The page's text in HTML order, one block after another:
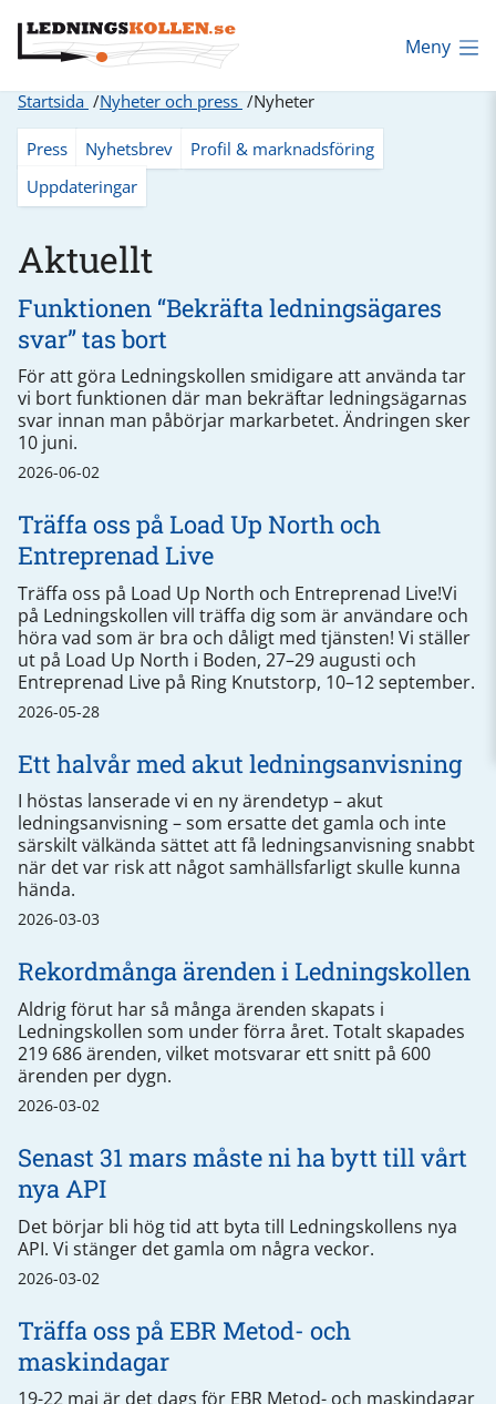
Meny
Startsida Nyheter och press Nyheter
Press Nyhetsbrev
Profil & marknadsföring
Uppdateringar
Aktuellt
Funktionen “Bekräfta ledningsägares
svar” tas bort
För att göra Ledningskollen smidigare att använda tar
vi bort funktionen där man bekräftar ledningsägarnas
svar innan man påbörjar markarbetet. Ändringen sker
10 juni.
2026-06-02
Träffa oss på Load Up North och
Entreprenad Live
Träffa oss på Load Up North och Entreprenad Live!Vi
på Ledningskollen vill träffa dig som är användare och
höra vad som är bra och dåligt med tjänsten! Vi ställer
ut på Load Up North i Boden, 27–29 augusti och
Entreprenad Live på Ring Knutstorp, 10–12 september.
2026-05-28
Ett halvår med akut ledningsanvisning
I höstas lanserade vi en ny ärendetyp – akut
ledningsanvisning – som ersatte det gamla och inte
särskilt välkända sättet att få ledningsanvisning snabbt
när det var risk att något samhällsfarligt skulle kunna
hända.
2026-03-03
Rekordmånga ärenden i Ledningskollen
Aldrig förut har så många ärenden skapats i
Ledningskollen som under förra året. Totalt skapades
219 686 ärenden, vilket motsvarar ett snitt på 600
ärenden per dygn.
2026-03-02
Senast 31 mars måste ni ha bytt till vårt
nya API
Det börjar bli hög tid att byta till Ledningskollens nya
API. Vi stänger det gamla om några veckor.
2026-03-02
Träffa oss på EBR Metod- och
maskindagar
19-22 maj är det dags för EBR Metod- och maskindagar